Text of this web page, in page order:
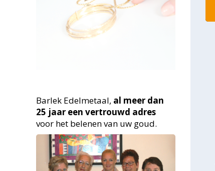
Barlek Edelmetaal, al meer dan
25 jaar een vertrouwd adres
voor het belenen van uw goud.